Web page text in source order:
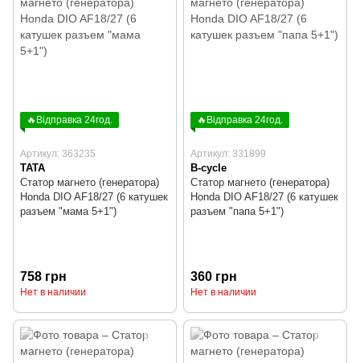
🔥Відправка 24год.
Артикул: 363235
TATA
Статор магнето (генератора)
Honda DIO AF18/27 (6 катушек
разъем "мама 5+1")
758 грн
Нет в наличии
🔥Відправка 24год.
Артикул: 331899
B-cycle
Статор магнето (генератора)
Honda DIO AF18/27 (6 катушек
разъем "папа 5+1")
360 грн
Нет в наличии